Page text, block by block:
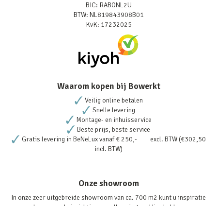
BIC: RABONL2U
BTW: NL819843908B01
KvK: 17232025
Waarom kopen bij Bowerkt
Veilig online betalen
Snelle levering
Montage- en inhuisservice
Beste prijs, beste service
Gratis levering in BeNeLux vanaf € 250,- excl. BTW (€302,50
incl. BTW)
Onze showroom
In onze zeer uitgebreide showroom van ca. 700 m2 kunt u inspiratie